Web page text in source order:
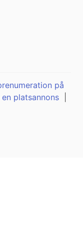
på
platsannons